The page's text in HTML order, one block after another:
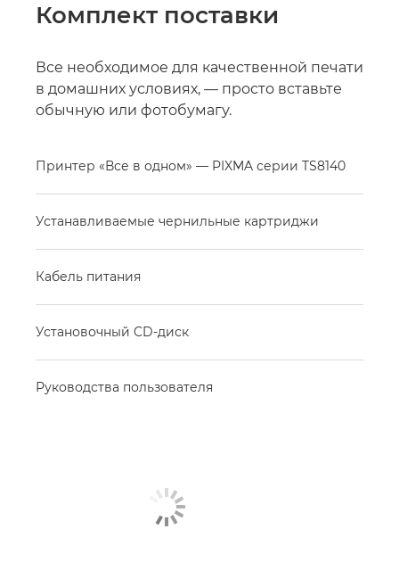
Комплект поставки
Все необходимое для качественной печати
в домашних условиях, — просто вставьте
обычную или фотобумагу.
Принтер «Все в одном» — PIXMA серии TS8140
Устанавливаемые чернильные картриджи
Кабель питания
Установочный CD-диск
Руководства пользователя